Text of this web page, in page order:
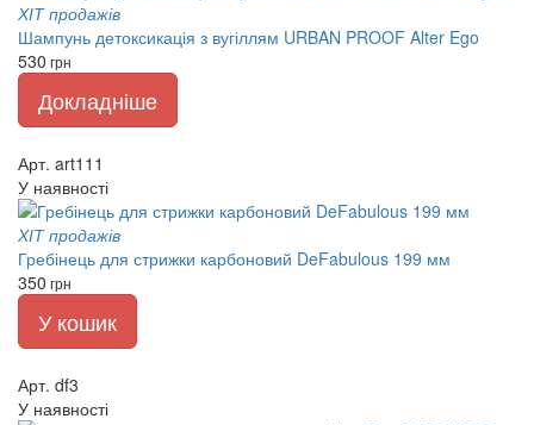
ХІТ продажів
Шампунь детоксикація з вугіллям URBAN PROOF Alter Ego
530 грн
Докладніше
Арт. art111
У наявності
ХІТ продажів
Гребінець для стрижки карбоновий DeFabulous 199 мм
350 грн
У кошик
Арт. df3
У наявності